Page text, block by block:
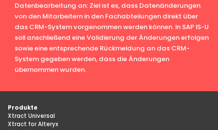
Datenbearbeitung an: Ziel ist es, dass Datenänderungen
von den Mitarbeitern in den Fachabteilungen direkt über
das CRM-System vorgenommen werden können. In SAP IS-U
soll anschließend eine Validierung der Änderungen erfolgen
sowie eine entsprechende Rückmeldung an das CRM-
System gegeben werden, dass die Änderungen
übernommen wurden.
Produkte
Xtract Universal
Xtract for Alteryx